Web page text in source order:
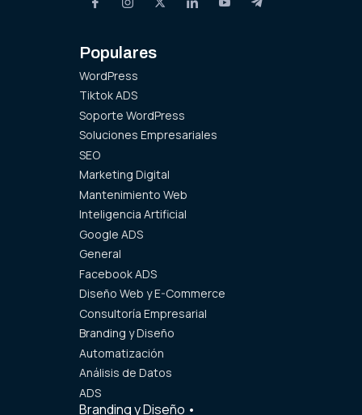
Populares
WordPress
Tiktok ADS
Soporte WordPress
Soluciones Empresariales
SEO
Marketing Digital
Mantenimiento Web
Inteligencia Artificial
Google ADS
General
Facebook ADS
Diseño Web y E-Commerce
Consultoría Empresarial
Branding y Diseño
Automatización
Análisis de Datos
ADS
Branding y Diseño •